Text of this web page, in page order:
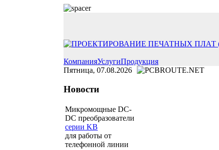
КомпанияУслугиПродукция
Пятница, 07.08.2026
Новости
Микромощные DC-
DC преобразователи
серии KB
для работы от
телефонной линии